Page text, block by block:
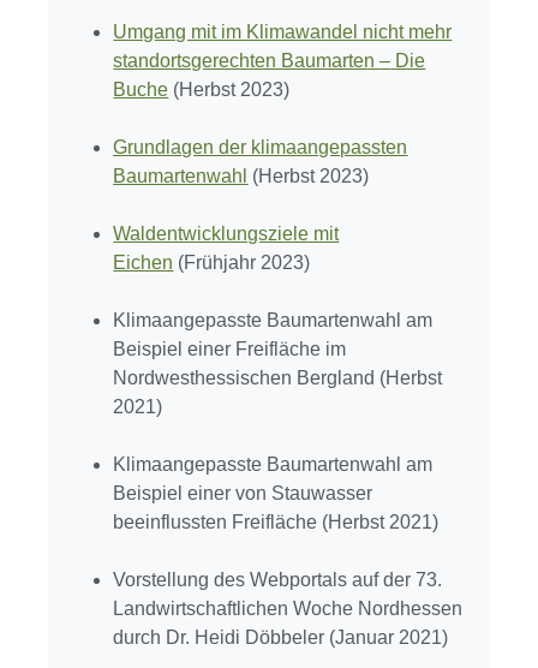
Umgang mit im Klimawandel nicht mehr
standortsgerechten Baumarten– Die
Buche (Herbst 2023)
Grundlagen der klimaangepassten
Baumartenwahl (Herbst 2023)
Waldentwicklungsziele mit
Eichen (Frühjahr 2023)
Klimaangepasste Baumartenwahl am
Beispiel einer Freifläche im
Nordwesthessischen Bergland (Herbst
2021)
Klimaangepasste Baumartenwahl am
Beispiel einer von Stauwasser
beeinflussten Freifläche (Herbst 2021)
Vorstellung des Webportals auf der 73.
Landwirtschaftlichen Woche Nordhessen
durch Dr. Heidi Döbbeler (Januar 2021)